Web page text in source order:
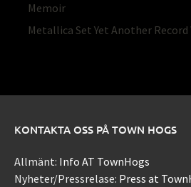
Memoir
Metallica Set Yet Another
KONTAKTA OSS PÅ TOWN HOGS
Allmänt: Info AT TownHogs
Nyheter/Pressrelase: Press at